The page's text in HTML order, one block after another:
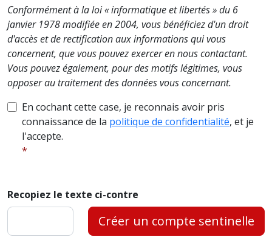
Conformément à la loi « informatique et libertés » du 6
janvier 1978 modifiée en 2004, vous bénéficiez d'un droit
d'accès et de rectification aux informations qui vous
concernent, que vous pouvez exercer en nous contactant.
Vous pouvez également, pour des motifs légitimes, vous
opposer au traitement des données vous concernant.
En cochant cette case, je reconnais avoir pris
connaissance de la politique de confidentialité, et je
l'accepte.
Recopiez le texte ci-contre
Créer un compte sentinelle